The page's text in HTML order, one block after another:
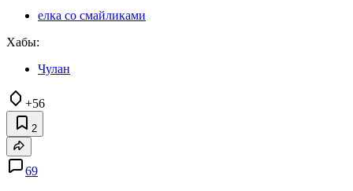
елка со смайликами
Хабы:
Чулан
+56
2
69